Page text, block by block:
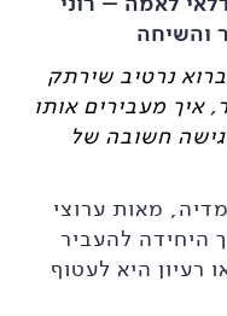
והשיחה
נרטיב שירתק
איך מעבירים אותו
חשובה של
מאות ערוצי
היחידה להעביר
היא לעטוף